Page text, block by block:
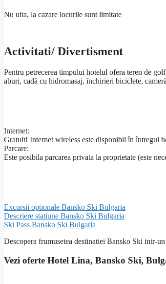
Nu uita, la cazare locurile sunt limitate
Activitati/ Divertisment
Pentru petrecerea timpului hotelul ofera teren de
aburi, cadă cu hidromasaj, închirieri biciclete,
Internet:
Gratuit! Internet wireless este disponibil în întregul
Parcare:
Este posibila parcarea privata la proprietate (este
Excursii optionale Bansko Ski Bulgaria
Descriere statiune Bansko Ski Bulgaria
Ski Pass Bansko Ski Bulgaria
Descopera frumusetea destinatiei Bansko Ski intr-
Vezi oferte Hotel Lina, Bansko Ski,